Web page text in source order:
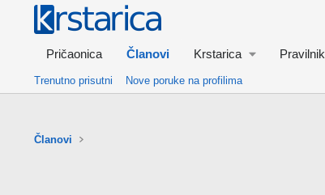
Pričaonica Članovi Krstarica Pravilnik
Trenutno prisutni Nove poruke na profilima
Članovi